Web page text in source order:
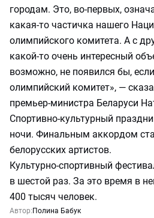
городам. Это, во-первых,
какая-то частичка нашего
олимпийского комитета. А с
какой-то очень интересный
возможно, не появился бы,
олимпийский комитет», —
премьер-министра Беларуси
Спортивно-культурный
ночи. Финальным аккордом
белорусских артистов.
Культурно-спортивный
в шестой раз. За это время в
400 тысяч человек.
Автор: Полина Бабук